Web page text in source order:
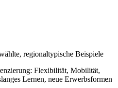
regionaltypische Beispiele
Flexibilität, Mobilität,
Lernen, neue Erwerbsformen